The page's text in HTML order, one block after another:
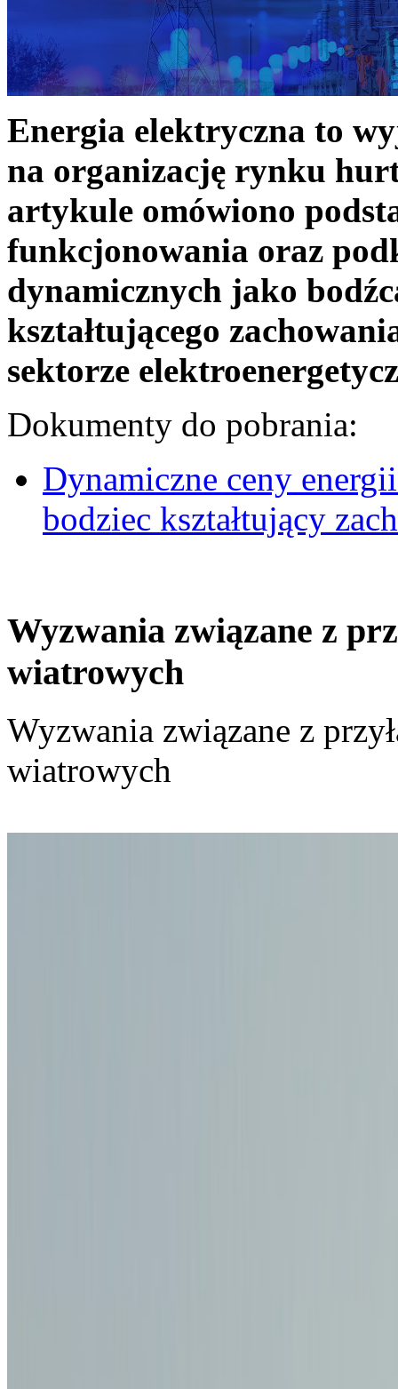
Energia elektryczna to
na organizację rynku
artykule omówiono
funkcjonowania oraz
dynamicznych jako
kształtującego
sektorze
Dokumenty do pobrania:
Dynamiczne ceny
bodziec kształtujący
Wyzwania związane z
wiatrowych
Wyzwania związane z
wiatrowych